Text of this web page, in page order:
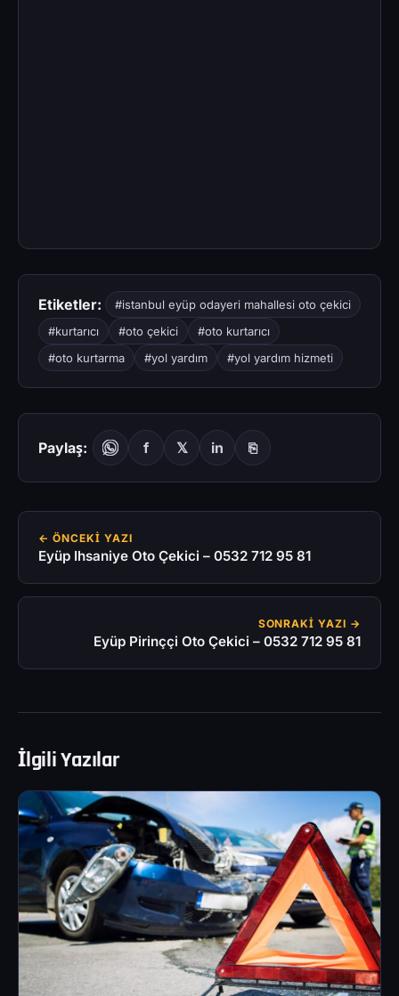
Etiketler:
#istanbul eyüp odayeri mahallesi oto çekici
#kurtarıcı
#oto çekici
#oto kurtarıcı
#oto kurtarma
#yol yardım #yol yardım hizmeti
Paylaş: f 𝕏 in ⎘
← ÖNCEKI YAZI
Eyüp Ihsaniye Oto Çekici – 0532 712 95 81
SONRAKI YAZI →
Eyüp Pirinççi Oto Çekici – 0532 712 95 81
İlgili Yazılar